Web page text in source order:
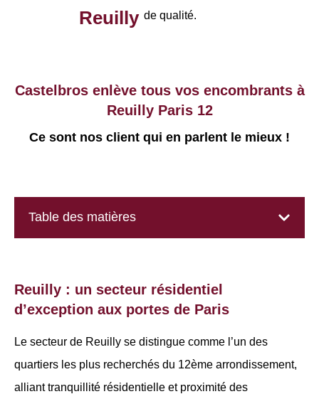
Reuilly de qualité.
Castelbros enlève tous vos encombrants à
Reuilly Paris 12
Ce sont nos client qui en parlent le mieux !
Table des matières
Reuilly : un secteur résidentiel
d’exception aux portes de Paris
Le secteur de Reuilly se distingue comme l’un des
quartiers les plus recherchés du 12ème arrondissement,
alliant tranquillité résidentielle et proximité des